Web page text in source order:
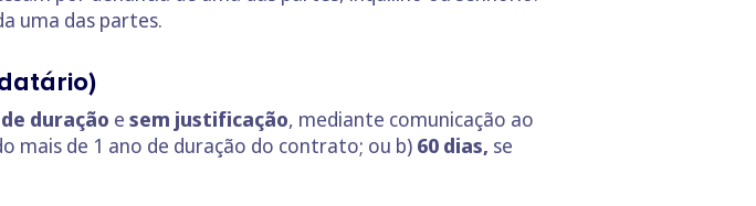
uma das partes.
duração e sem justificação, mediante comunicação ao
mais de 1 ano de duração do contrato; ou b) 60 dias, se